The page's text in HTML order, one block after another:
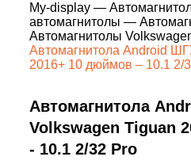
My-display —
автомагнитолы —
Автомагнитолы
Автомагнитола Android
2016+ 10 дюймов – 10.1 2/
Автомагнитола
Volkswagen Tiguan
- 10.1 2/32 Pro